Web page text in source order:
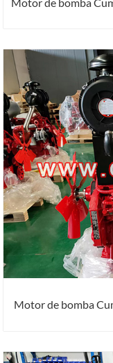
Motor de bomba